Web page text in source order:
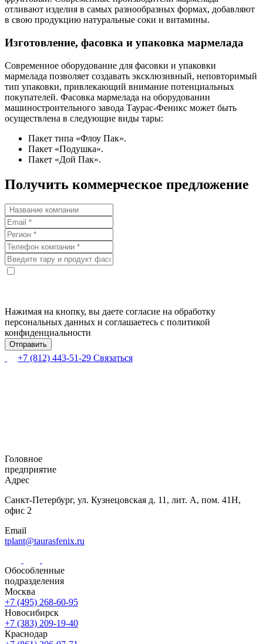
отливают изделия в самых разнообразных формах, добавляют
в свою продукцию натуральные соки и витамины.
Изготовление, фасовка и упаковка мармелада
Современное оборудование для фасовки и упаковки
мармелада позволяет создавать эксклюзивный, неповторимый
тип упаковки, привлекающий внимание потенциальных
покупателей. Фасовка мармелада на оборудовании
машиностроительного завода Таурас-Феникс может быть
осуществлена в следующие виды тары:
Пакет типа «Флоу Пак».
Пакет «Подушка».
Пакет «Дой Пак».
Получить коммерческое предложение
Нажимая на кнопку, вы даете согласие на обработку
персональных данных и соглашаетесь с политикой
конфиденциальности
+7 (812) 443-51-29 Связаться
Головное
предприятие
Адрес
Санкт-Петербург, ул. Кузнецовская д. 11, лит. А, пом. 41Н,
офис 2
Email
tplant@taurasfenix.ru
Обособленные
подразделения
Москва
+7 (495) 268-60-95
Новосибирск
+7 (383) 209-19-40
Краснодар